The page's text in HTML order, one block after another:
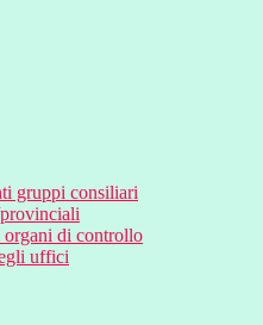
gruppi consiliari
di controllo
uffici